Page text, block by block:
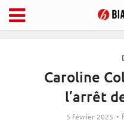
Caroline
l’arrêt
5 février 2025